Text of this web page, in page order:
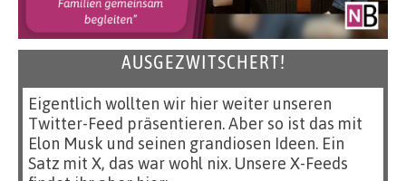
AUSGEZWITSCHERT!
Eigentlich wollten wir hier weiter unseren
Twitter-Feed präsentieren. Aber so ist das mit
Elon Musk und seinen grandiosen Ideen. Ein
Satz mit X, das war wohl nix. Unsere X-Feeds